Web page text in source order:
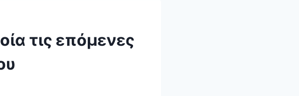
τις επόμενες